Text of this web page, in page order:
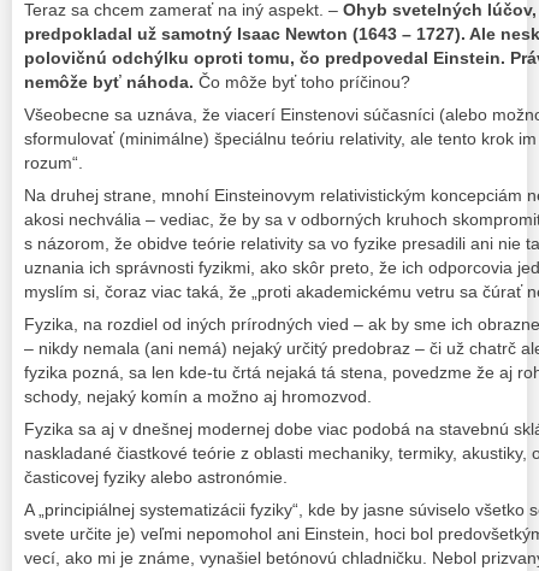
Teraz sa chcem zamerať na iný aspekt. – Ohyb svetelných
predpokladal už samotný Isaac Newton (1643 – 1727). Ale
polovičnú odchýlku oproti tomu, čo predpovedal Einstein.
nemôže byť náhoda. Čo môže byť toho príčinou?
Všeobecne sa uznáva, že viacerí Einstenovi súčasníci (alebo
sformulovať (minimálne) špeciálnu teóriu relativity, ale tento krok
rozum“.
Na druhej strane, mnohí Einsteinovym relativistickým koncepciám
akosi nechvália – vediac, že by sa v odborných kruhoch
s názorom, že obidve teórie relativity sa vo fyzike presadili ani nie
uznania ich správnosti fyzikmi, ako skôr preto, že ich odporcovia
myslím si, čoraz viac taká, že „proti akademickému vetru sa čúrať
Fyzika, na rozdiel od iných prírodných vied – ak by sme ich
– nikdy nemala (ani nemá) nejaký určitý predobraz – či už chatrč
fyzika pozná, sa len kde-tu črtá nejaká tá stena, povedzme že aj
schody, nejaký komín a možno aj hromozvod.
Fyzika sa aj v dnešnej modernej dobe viac podobá na stavebnú
naskladané čiastkové teórie z oblasti mechaniky, termiky, akustiky,
časticovej fyziky alebo astronómie.
A „principiálnej systematizácii fyziky“, kde by jasne súviselo všetko
svete určite je) veľmi nepomohol ani Einstein, hoci bol
vecí, ako mi je známe, vynašiel betónovú chladničku. Nebol